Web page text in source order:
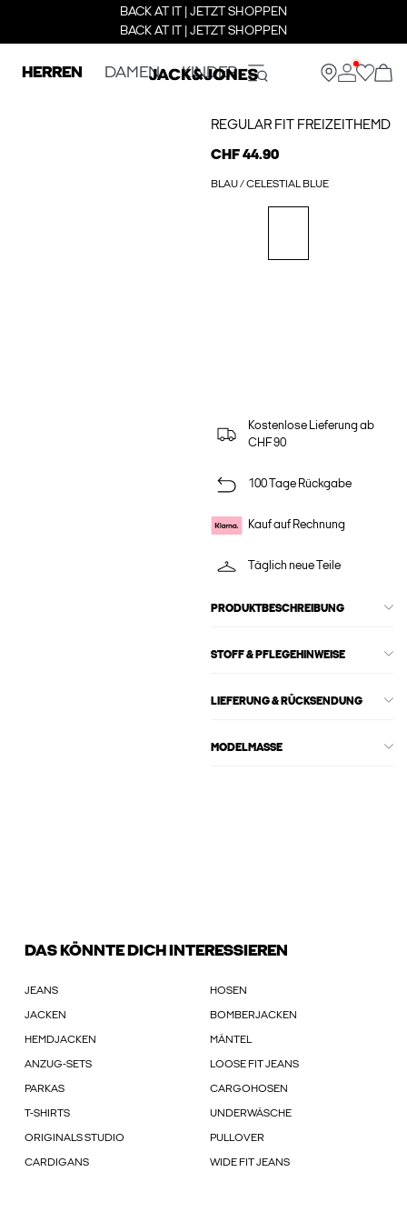
BACK AT IT | JETZT SHOPPEN
BACK AT IT | JETZT SHOPPEN
HERREN DAMEN KINDER
REGULAR FIT FREIZEITHEMD
CHF 44.90
BLAU / CELESTIAL BLUE
Kostenlose Lieferung ab
CHF 90
100 Tage Rückgabe
Kauf auf Rechnung
Täglich neue Teile
PRODUKTBESCHREIBUNG
STOFF & PFLEGEHINWEISE
LIEFERUNG & RÜCKSENDUNG
MODELMASSE
DAS KÖNNTE DICH INTERESSIEREN
JEANS HOSEN
JACKEN BOMBERJACKEN
HEMDJACKEN MÄNTEL
ANZUG-SETS LOOSE FIT JEANS
PARKAS CARGOHOSEN
T-SHIRTS UNDERWÄSCHE
ORIGINALS STUDIO PULLOVER
CARDIGANS WIDE FIT JEANS